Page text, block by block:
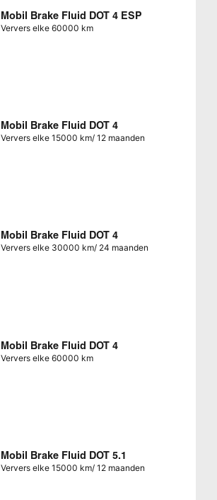
Mobil Brake Fluid DOT 4 ESP
Ververs elke 60000 km
Mobil Brake Fluid DOT 4
Ververs elke 15000 km/ 12 maanden
Mobil Brake Fluid DOT 4
Ververs elke 30000 km/ 24 maanden
Mobil Brake Fluid DOT 4
Ververs elke 60000 km
Mobil Brake Fluid DOT 5.1
Ververs elke 15000 km/ 12 maanden